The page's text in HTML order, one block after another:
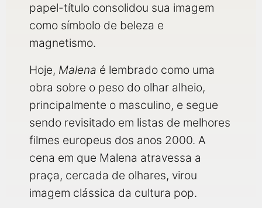
papel-título consolidou sua imagem
como símbolo de beleza e
magnetismo.
Hoje, Malena é lembrado como uma
obra sobre o peso do olhar alheio,
principalmente o masculino, e segue
sendo revisitado em listas de melhores
filmes europeus dos anos 2000. A
cena em que Malena atravessa a
praça, cercada de olhares, virou
imagem clássica da cultura pop.